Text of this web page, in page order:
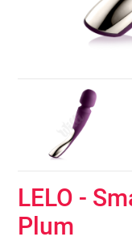
LELO -
Plum